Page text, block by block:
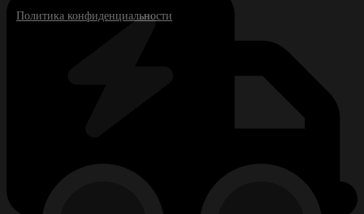
Политика конфиденциальности